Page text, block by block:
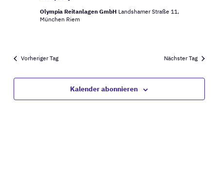
2026Olympia Reitanlagen GmbH Landshamer Straße 11,
München Riem
Vorheriger Tag Nächster Tag
Kalender abonnieren